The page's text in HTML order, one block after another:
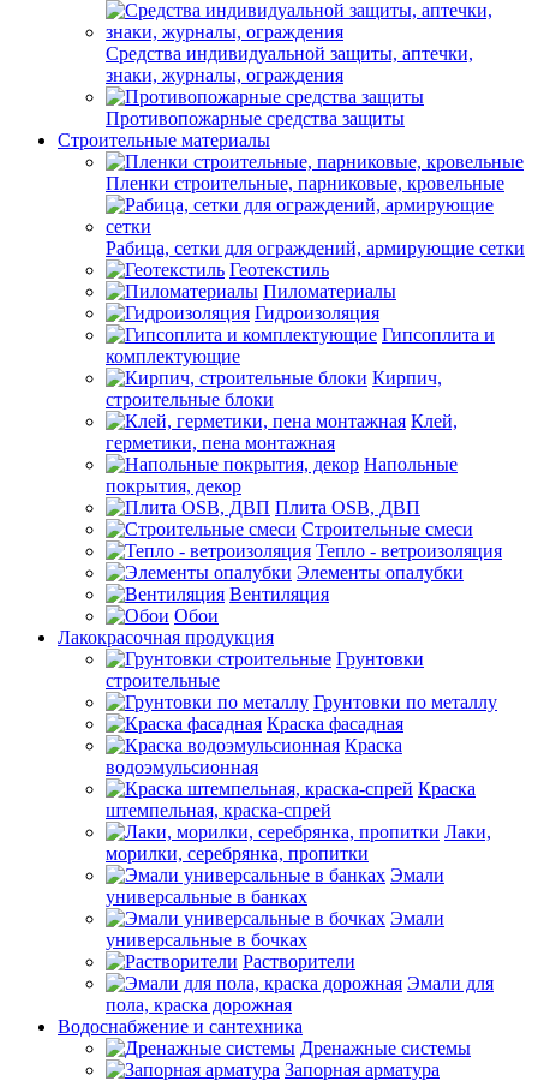
Средства индивидуальной защиты, аптечки,
знаки, журналы, ограждения
Противопожарные средства защиты
Строительные материалы
Пленки строительные, парниковые, кровельные
Рабица, сетки для ограждений, армирующие сетки
Геотекстиль
Пиломатериалы
Гидроизоляция
Гипсоплита и
комплектующие
Кирпич,
строительные блоки
Клей,
герметики, пена монтажная
Напольные
покрытия, декор
Плита OSB, ДВП
Строительные смеси
Тепло - ветроизоляция
Элементы опалубки
Вентиляция
Обои
Лакокрасочная продукция
Грунтовки
строительные
Грунтовки по металлу
Краска фасадная
Краска
водоэмульсионная
Краска
штемпельная, краска-спрей
Лаки,
морилки, серебрянка, пропитки
Эмали
универсальные в банках
Эмали
универсальные в бочках
Растворители
Эмали для
пола, краска дорожная
Водоснабжение и сантехника
Дренажные системы
Запорная арматура